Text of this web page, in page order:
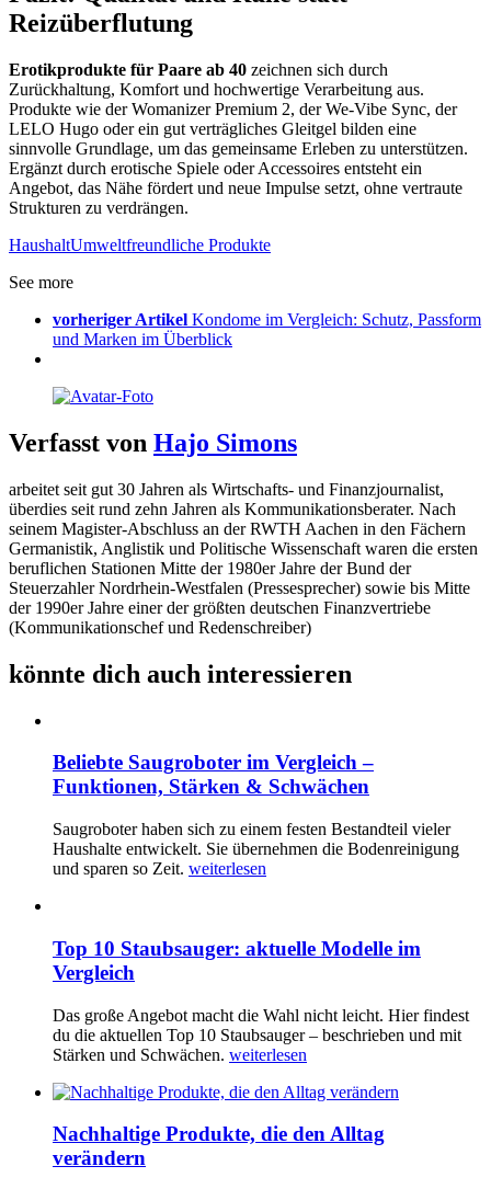
Reizüberflutung
Erotikprodukte für Paare ab 40 zeichnen sich durch
Zurückhaltung, Komfort und hochwertige Verarbeitung aus.
Produkte wie der Womanizer Premium 2, der We-Vibe Sync, der
LELO Hugo oder ein gut verträgliches Gleitgel bilden eine
sinnvolle Grundlage, um das gemeinsame Erleben zu unterstützen.
Ergänzt durch erotische Spiele oder Accessoires entsteht ein
Angebot, das Nähe fördert und neue Impulse setzt, ohne vertraute
Strukturen zu verdrängen.
HaushaltUmweltfreundliche Produkte
See more
vorheriger Artikel Kondome im Vergleich: Schutz, Passform
und Marken im Überblick
Verfasst von Hajo Simons
arbeitet seit gut 30 Jahren als Wirtschafts- und Finanzjournalist,
überdies seit rund zehn Jahren als Kommunikationsberater. Nach
seinem Magister-Abschluss an der RWTH Aachen in den Fächern
Germanistik, Anglistik und Politische Wissenschaft waren die ersten
beruflichen Stationen Mitte der 1980er Jahre der Bund der
Steuerzahler Nordrhein-Westfalen (Pressesprecher) sowie bis Mitte
der 1990er Jahre einer der größten deutschen Finanzvertriebe
(Kommunikationschef und Redenschreiber)
könnte dich auch interessieren
Beliebte Saugroboter im Vergleich –
Funktionen, Stärken & Schwächen
Saugroboter haben sich zu einem festen Bestandteil vieler
Haushalte entwickelt. Sie übernehmen die Bodenreinigung
und sparen so Zeit. weiterlesen
Top 10 Staubsauger: aktuelle Modelle im
Vergleich
Das große Angebot macht die Wahl nicht leicht. Hier findest
du die aktuellen Top 10 Staubsauger – beschrieben und mit
Stärken und Schwächen. weiterlesen
Nachhaltige Produkte, die den Alltag
verändern